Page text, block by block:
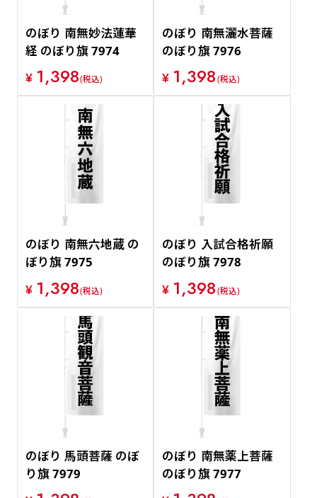
のぼり 南無妙法蓮華
経 のぼり旗 7974
¥ 1,398(税込)
のぼり 南無灑水菩薩
のぼり旗 7976
¥ 1,398(税込)
のぼり 南無六地蔵 の
ぼり旗 7975
¥ 1,398(税込)
のぼり 入試合格祈願
のぼり旗 7978
¥ 1,398(税込)
のぼり 馬頭菩薩 のぼ
り旗 7979
のぼり 南無薬上菩薩
のぼり旗 7977